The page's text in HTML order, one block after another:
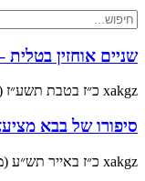
שניים אוחזין
xakgz כ״ז בטבת תשע״ז (ינואר
סיפורו של בבא
xakgz כ״ז באייר תש״ע (מאי 11,